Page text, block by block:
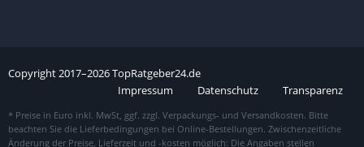
Copyright2017–2026TopRatgeber24.de
Impressum
Datenschutz Transparenz